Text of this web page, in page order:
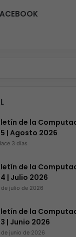
de la
| Agosto 2026
3 días
de la
| Julio 2026
de julio de 2026
de la
| Junio 2026
de junio de 2026